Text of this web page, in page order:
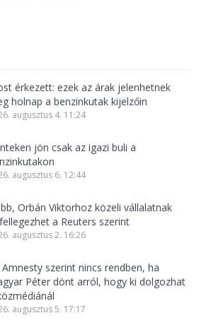
érkezett: ezek az árak jelenhetnek
holnap a benzinkutak kijelzőin
augusztus 4. 11:24
jön csak az igazi buli a
augusztus 6. 12:44
Orbán Viktorhoz közeli vállalatnak
a Reuters szerint
augusztus 2. 16:26
Amnesty szerint nincs rendben, ha
Péter dönt arról, hogy ki dolgozhat
augusztus 5. 17:17